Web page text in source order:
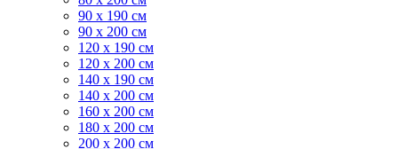
90 х 190 см
90 х 200 см
120 х 190 см
120 х 200 см
140 х 190 см
140 х 200 см
160 х 200 см
180 х 200 см
200 х 200 см